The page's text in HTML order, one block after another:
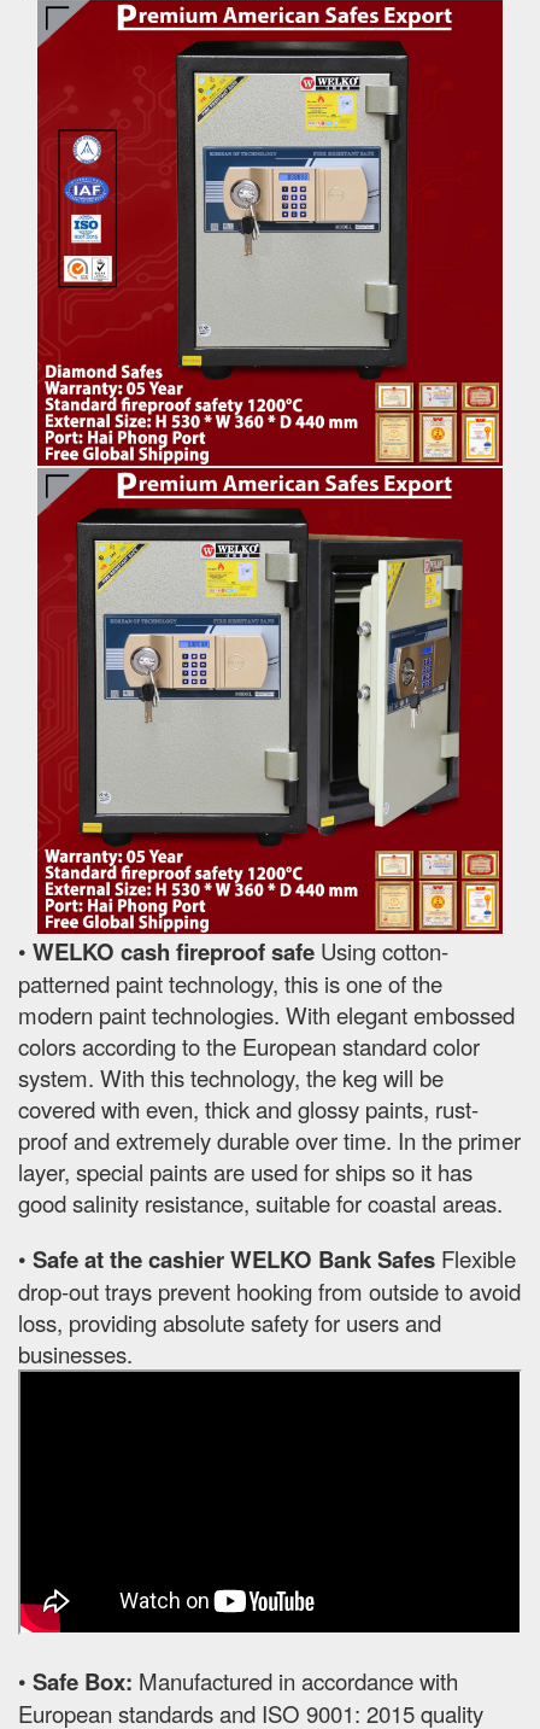
• WELKO cash fireproof safe Using cotton-
patterned paint technology, this is one of the
modern paint technologies. With elegant embossed
colors according to the European standard color
system. With this technology, the keg will be
covered with even, thick and glossy paints, rust-
proof and extremely durable over time. In the primer
layer, special paints are used for ships so it has
good salinity resistance, suitable for coastal areas.
• Safe at the cashier WELKO Bank Safes Flexible
drop-out trays prevent hooking from outside to avoid
loss, providing absolute safety for users and
businesses.
• Safe Box: Manufactured in accordance with
European standards and ISO 9001: 2015 quality